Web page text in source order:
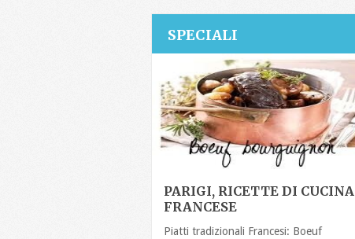
SPECIALI
PARIGI, RICETTE DI CUCINA
FRANCESE
Piatti tradizionali Francesi: Boeuf